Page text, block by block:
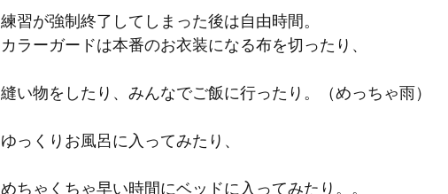
練習が強制終了してしまった後は自由時間。
カラーガードは本番のお衣装になる布を切ったり、
縫い物をしたり、みんなでご飯に行ったり。（めっちゃ雨）
ゆっくりお風呂に入ってみたり、
めちゃくちゃ早い時間にベッドに入ってみたり。。